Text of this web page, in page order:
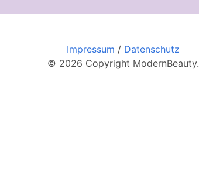
Impressum / Datenschutz
© 2026 Copyright ModernBeauty.